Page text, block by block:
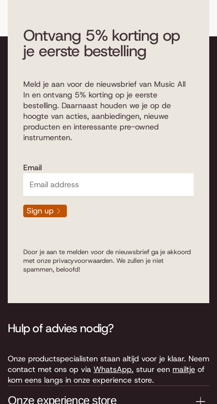
Ontvang 5% korting op
je eerste bestelling
Meld je aan voor de nieuwsbrief van Music All
In en ontvang 5% korting op je eerste
bestelling. Daarnaast houden we je op de
hoogte van acties, aanbiedingen, nieuwe
producten en interessante pre-owned
instrumenten.
Email
Sign up
Door je aan te melden voor de nieuwsbrief ga je akkoord
met onze privacyvoorwaarden. We zullen je niet
spammen, beloofd!
Hulp of advies nodig?
Onze productspecialisten staan altijd voor je klaar. Neem
contact met ons op via WhatsApp, stuur een mailtje of
kom eens langs in onze experience store.
Onze experience store